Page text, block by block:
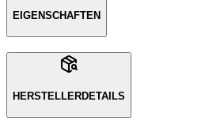
EIGENSCHAFTEN
HERSTELLERDETAILS